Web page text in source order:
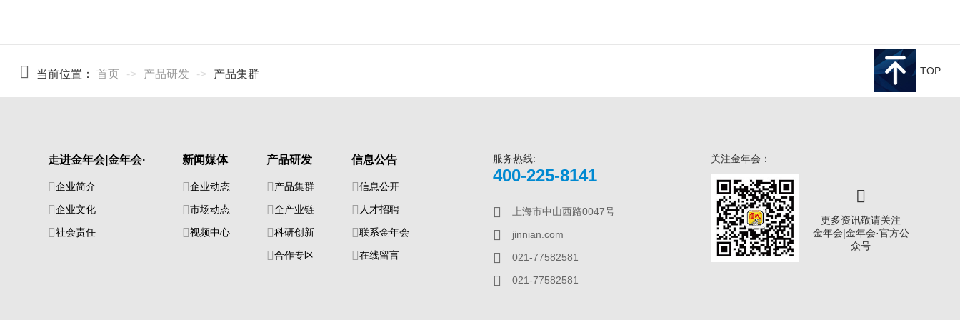
当前位置： 首页 -> 产品研发 -> 产品集群 TOP
走进金年会|金年会·
企业简介
企业文化
社会责任
新闻媒体
企业动态
市场动态
视频中心
产品研发
产品集群
全产业链
科研创新
合作专区
信息公告
信息公开
人才招聘
联系金年会
在线留言
服务热线:
400-225-8141
上海市中山西路0047号
jinnian.com
021-77582581
021-77582581
关注金年会：
更多资讯敬请关注
金年会|金年会·官方公
众号